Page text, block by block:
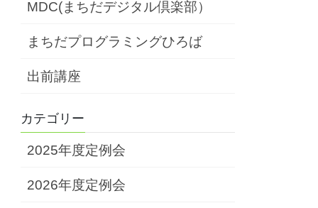
MDC(まちだデジタル倶楽部）
まちだプログラミングひろば
出前講座
カテゴリー
2025年度定例会
2026年度定例会